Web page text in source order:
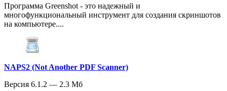
Программа Greenshot - это надежный и
многофункциональный инструмент для создания скриншотов
на компьютере....
NAPS2 (Not Another PDF Scanner)
Версия 6.1.2 — 2.3 Мб